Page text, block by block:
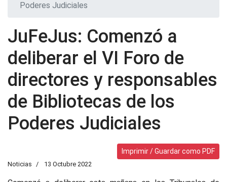
Poderes Judiciales
JuFeJus: Comenzó a
deliberar el VI Foro de
directores y responsables
de Bibliotecas de los
Poderes Judiciales
Imprimir / Guardar como PDF
Noticias 13 Octubre 2022